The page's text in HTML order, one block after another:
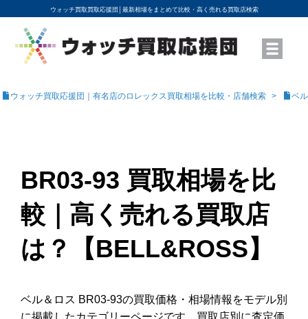
ウォッチ買取買取応援団│ 最新相場をまとめて比較・高く売れる買取店検索
YouTubeで動画を公開中
ROLEXモデル名から買取相場を調べる
高級時計ブランド名から買取相場を調べる
地域から買取店を探す
店舗名から買取店を探す
ブランド時計を高く売る方法
買取査定を依頼する
ウォッチ買取応援団｜有名店のロレックス買取相場を比較・店舗検索 ベ
BR03-93 買取相場を比
較｜高く売れる買取店
は？【BELL&ROSS】
ベル＆ロス BR03-93の買取価格・相場情報をモデル別
に掲載したカテゴリーページです。買取店別に査定価